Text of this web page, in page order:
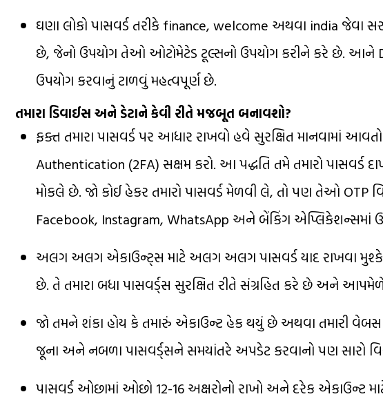
ઘણા લોકો પાસવર્ડ તરીકે finance, welcome અથવા india જેવા
છે, જેનો ઉપયોગ તેઓ ઓટોમેટેડ ટૂલ્સનો ઉપયોગ કરીને કરે છે. આને
ઉપયોગ કરવાનું ટાળવું મહત્વપૂર્ણ છે.
તમારા ડિવાઈસ અને ડેટાને કેવી રીતે મજબૂત બનાવશો?
ફક્ત તમારા પાસવર્ડ પર આધાર રાખવો હવે સુરક્ષિત માનવામાં
Authentication (2FA) સક્ષમ કરો. આ પદ્ધતિ તમે તમારો પાસવર્ડ
મોકલે છે. જો કોઈ હેકર તમારો પાસવર્ડ મેળવી લે, તો પણ તેઓ
Facebook, Instagram, WhatsApp અને બેંકિંગ એપ્લિકેશન્સમાં
અલગ અલગ એકાઉન્ટ્સ માટે અલગ અલગ પાસવર્ડ યાદ રાખવા
છે. તે તમારા બધા પાસવર્ડ્સ સુરક્ષિત રીતે સંગ્રહિત કરે છે અને
જો તમને શંકા હોય કે તમારું એકાઉન્ટ હેક થયું છે અથવા તમારી
જૂના અને નબળા પાસવર્ડ્સને સમયાંતરે અપડેટ કરવાનો પણ સારો
પાસવર્ડ ઓછામાં ઓછો 12-16 અક્ષરોનો રાખો અને દરેક એકાઉન્ટ